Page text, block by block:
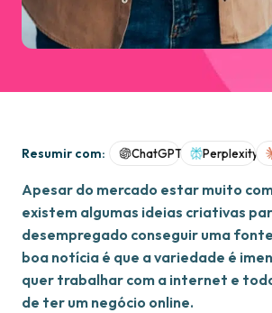
Resumir com: ChatGPT Perplexity
Apesar do mercado estar muito
existem algumas ideias criativas
desempregado conseguir uma
boa notícia é que a variedade é
quer trabalhar com a internet e
de ter um negócio online.